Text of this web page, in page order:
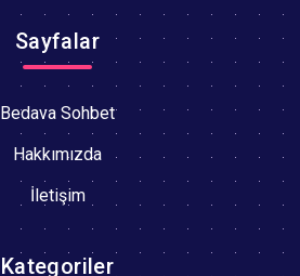
Sayfalar
Bedava Sohbet
Hakkımızda
İletişim
Kategoriler